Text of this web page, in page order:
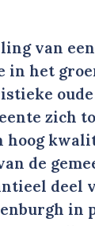
van een
in het
zich
hoog
de
deel
in